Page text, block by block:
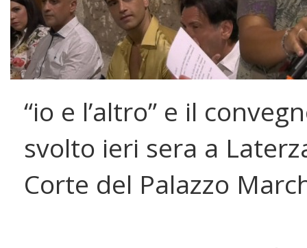
“io e l’altro” e il
svolto ieri sera a
Corte del Palazzo